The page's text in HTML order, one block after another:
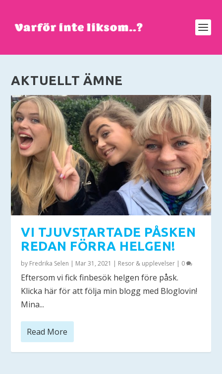
AKTUELLT ÄMNE
VI TJUVSTARTADE PÅSKEN
REDAN FÖRRA HELGEN!
by Fredrika Selen | Mar 31, 2021 | Resor & upplevelser | 0
Eftersom vi fick finbesök helgen före påsk.
Klicka här för att följa min blogg med Bloglovin!
Mina...
Read More